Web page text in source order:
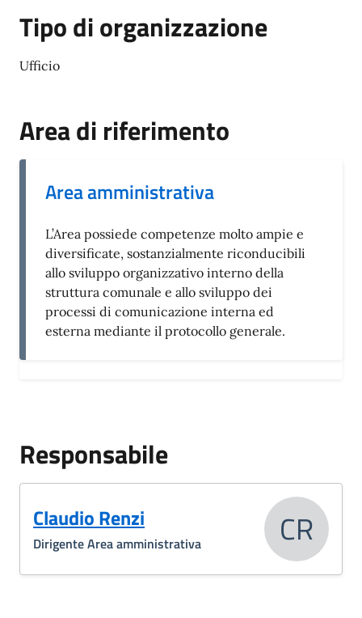
Tipo di organizzazione
Ufficio
Area di riferimento
Area amministrativa
L’Area possiede competenze molto ampie e
diversificate, sostanzialmente riconducibili
allo sviluppo organizzativo interno della
struttura comunale e allo sviluppo dei
processi di comunicazione interna ed
esterna mediante il protocollo generale.
Responsabile
Claudio Renzi
Dirigente Area amministrativa CR